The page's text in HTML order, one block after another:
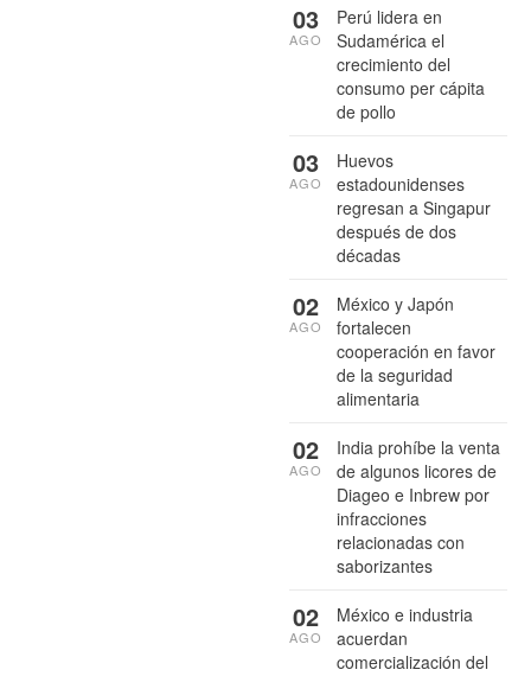
Perú lidera en
Sudamérica el
crecimiento del
consumo per cápita
de pollo
03
AGO
Huevos
estadounidenses
regresan a Singapur
después de dos
décadas
03
AGO
México y Japón
fortalecen
cooperación en favor
de la seguridad
alimentaria
02
AGO
India prohíbe la venta
de algunos licores de
Diageo e Inbrew por
infracciones
relacionadas con
saborizantes
02
AGO
México e industria
acuerdan
comercialización del
02
AGO